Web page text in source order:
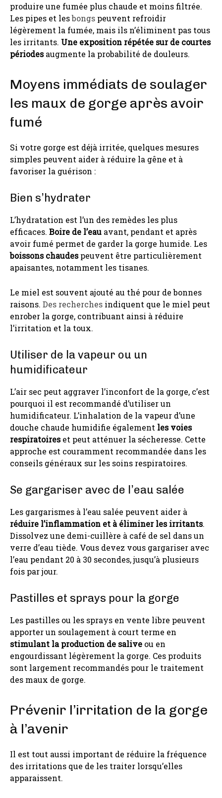
produire une fumée plus chaude et moins filtrée.
Les pipes et lesbongs peuvent refroidir
légèrement la fumée, mais ils n’éliminent pas tous
les irritants. Une exposition répétée sur de courtes
périodesaugmente la probabilité de douleurs.
Moyens immédiats de soulager
les maux de gorge après avoir
fumé
Si votre gorge est déjà irritée, quelques mesures
simples peuvent aider à réduire la gêne et à
favoriser la guérison :
Bien s’hydrater
L’hydratation est l’un des remèdes les plus
efficaces. Boire de l’eau avant, pendant et après
avoir fumé permet de garder la gorge humide. Les
boissons chaudespeuvent être particulièrement
apaisantes, notamment les tisanes.
Le miel est souvent ajouté au thé pour de bonnes
raisons. Des recherches indiquent que le miel peut
enrober la gorge, contribuant ainsi à réduire
l’irritation et la toux.
Utiliser de la vapeur ou un
humidificateur
L’air sec peut aggraver l’inconfort de la gorge, c’est
pourquoi il est recommandé d’utiliser un
humidificateur. L’inhalation de la vapeur d’une
douche chaude humidifie également les voies
respiratoireset peut atténuer la sécheresse. Cette
approche est couramment recommandée dans les
conseils généraux sur les soins respiratoires.
Se gargariser avec de l’eau salée
Les gargarismes à l’eau salée peuvent aider à
réduire l’inflammation et à éliminer les irritants.
Dissolvez une demi-cuillère à café de sel dans un
verre d’eau tiède. Vous devez vous gargariser avec
l’eau pendant 20 à 30 secondes, jusqu’à plusieurs
fois par jour.
Pastilles et sprays pour la gorge
Les pastilles ou les sprays en vente libre peuvent
apporter un soulagement à court terme en
stimulant la production de salive ou en
engourdissant légèrement la gorge. Ces produits
sont largement recommandés pour le traitement
des maux de gorge.
Prévenir l’irritation de la gorge
à l’avenir
Il est tout aussi important de réduire la fréquence
des irritations que de les traiter lorsqu’elles
apparaissent.